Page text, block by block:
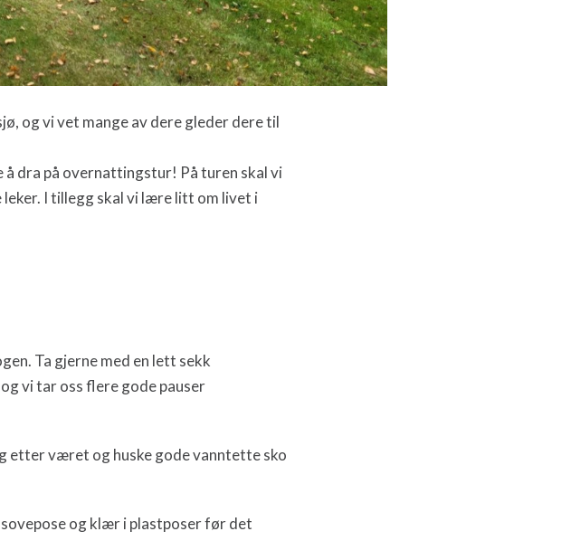
og vi vet mange av dere gleder dere til
å dra på overnattingstur! På turen skal vi
leker. I tillegg skal vi lære litt om livet i
Ta gjerne med en lett sekk
vi tar oss flere gode pauser
etter været og huske gode vanntette sko
og klær i plastposer før det